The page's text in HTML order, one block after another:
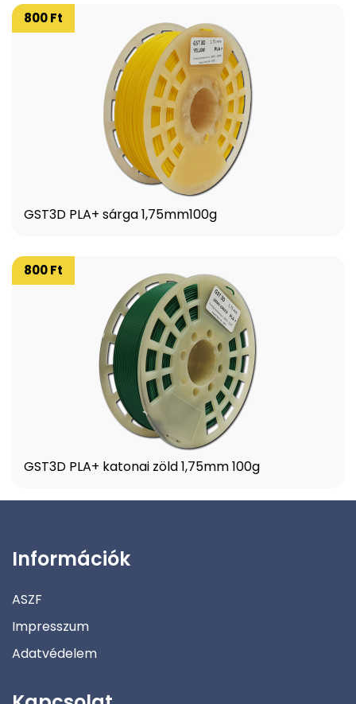
GST3D PLA+ sárga 1,75mm100g
800 Ft
GST3D PLA+ katonai zöld 1,75mm 100g
800 Ft
Információk
ASZF
Impresszum
Adatvédelem